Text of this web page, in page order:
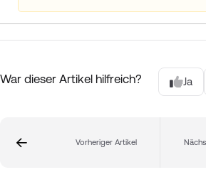
War dieser Artikel hilfreich? Ja
Vorheriger Artikel